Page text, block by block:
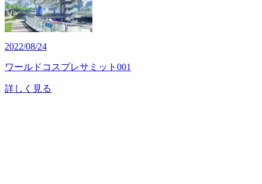
2022/08/24
ワールドコスプレサミット001
詳しく見る